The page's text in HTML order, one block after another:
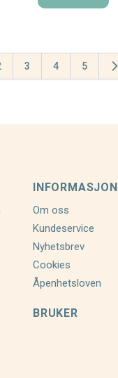
reading page
Page
3
Page
4
Page
5
INFORMASJON
Om oss
Kundeservice
Nyhetsbrev
Cookies
Åpenhetsloven
BRUKER